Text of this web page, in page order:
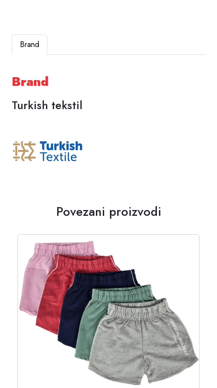
Brand
Brand
Turkish tekstil
Povezani proizvodi